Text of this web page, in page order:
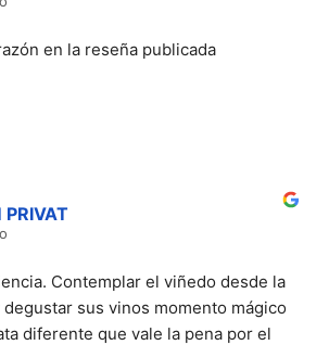
en la reseña publicada
Contemplar el viñedo desde la
degustar sus vinos momento mágico
diferente que vale la pena por el